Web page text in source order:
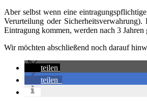
Aber selbst wenn eine
Verurteilung oder
Eintragung kommen, werden nach 3 Jahren
Wir möchten abschließend noch darauf
teilen
teilen